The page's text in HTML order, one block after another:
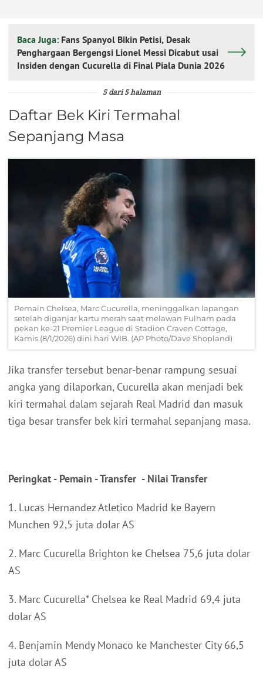
Baca Juga: Fans Spanyol Bikin Petisi, Desak
Penghargaan Bergengsi Lionel Messi Dicabut usai
Insiden dengan Cucurella di Final Piala Dunia 2026
5 dari 5 halaman
Daftar Bek Kiri Termahal
Sepanjang Masa
Pemain Chelsea, Marc Cucurella, meninggalkan lapangan
setelah diganjar kartu merah saat melawan Fulham pada
pekan ke-21 Premier League di Stadion Craven Cottage,
Kamis (8/1/2026) dini hari WIB. (AP Photo/Dave Shopland)
Jika transfer tersebut benar-benar rampung sesuai
angka yang dilaporkan, Cucurella akan menjadi bek
kiri termahal dalam sejarah Real Madrid dan masuk
tiga besar transfer bek kiri termahal sepanjang masa.
Peringkat - Pemain - Transfer - Nilai Transfer
1. Lucas Hernandez Atletico Madrid ke Bayern
Munchen 92,5 juta dolar AS
2. Marc Cucurella Brighton ke Chelsea 75,6 juta dolar
AS
3. Marc Cucurella* Chelsea ke Real Madrid 69,4 juta
dolar AS
4. Benjamin Mendy Monaco ke Manchester City 66,5
juta dolar AS